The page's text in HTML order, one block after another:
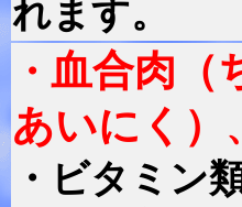
れます。
・ 血合肉（
あいにく）
、
・ ビタミン